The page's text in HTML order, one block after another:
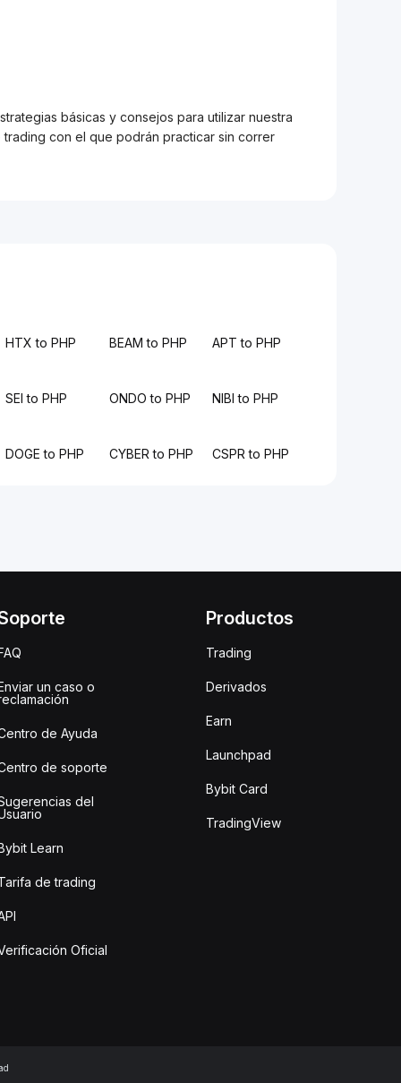
básicas y consejos para utilizar nuestra
con el que podrán practicar sin correr
HTX to PHP BEAM to PHP APT to PHP
SEI to PHP ONDO to PHP NIBI to PHP
DOGE to PHP CYBER to PHP CSPR to PHP
un caso o
de Ayuda
de soporte
del
Learn
de trading
Oficial
Productos
Trading
Derivados
Earn
Launchpad
Bybit Card
TradingView